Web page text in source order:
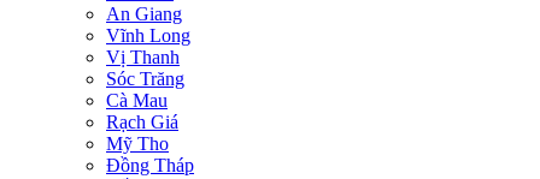
An Giang
Vĩnh Long
Vị Thanh
Sóc Trăng
Cà Mau
Rạch Giá
Mỹ Tho
Đồng Tháp